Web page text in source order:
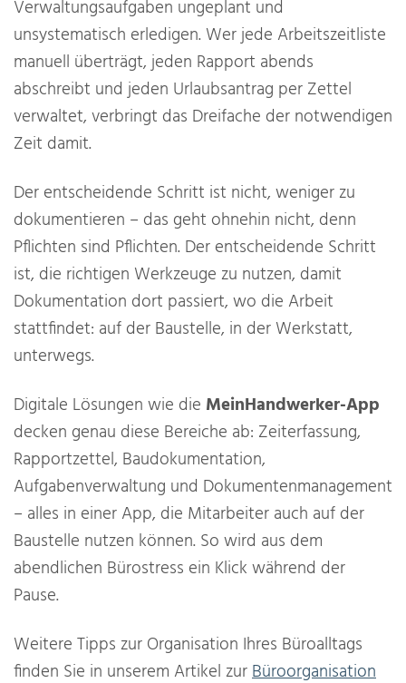
Verwaltungsaufgaben ungeplant und
unsystematisch erledigen. Wer jede Arbeitszeitliste
manuell überträgt, jeden Rapport abends
abschreibt und jeden Urlaubsantrag per Zettel
verwaltet, verbringt das Dreifache der notwendigen
Zeit damit.
Der entscheidende Schritt ist nicht, weniger zu
dokumentieren – das geht ohnehin nicht, denn
Pflichten sind Pflichten. Der entscheidende Schritt
ist, die richtigen Werkzeuge zu nutzen, damit
Dokumentation dort passiert, wo die Arbeit
stattfindet: auf der Baustelle, in der Werkstatt,
unterwegs.
Digitale Lösungen wie die MeinHandwerker-App
decken genau diese Bereiche ab: Zeiterfassung,
Rapportzettel, Baudokumentation,
Aufgabenverwaltung und Dokumentenmanagement
– alles in einer App, die Mitarbeiter auch auf der
Baustelle nutzen können. So wird aus dem
abendlichen Bürostress ein Klick während der
Pause.
Weitere Tipps zur Organisation Ihres Büroalltags
finden Sie in unserem Artikel zurBüroorganisation